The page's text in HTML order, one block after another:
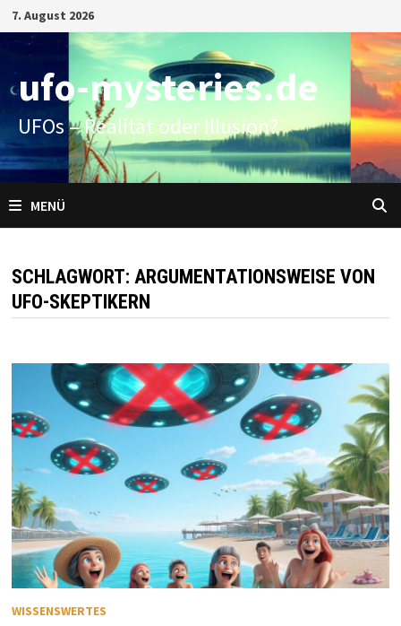
Zum
Inhalt
springen
7. August 2026
ufo-mysteries.de
UFOs – Realität oder Illusion?
MENÜ
SCHLAGWORT:ARGUMENTATIONSWEISE VON
UFO-SKEPTIKERN
WISSENSWERTES